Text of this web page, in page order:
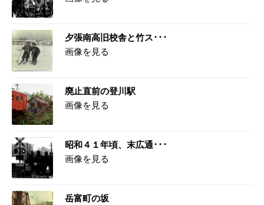
夕張南高旧校舎と竹ス･･･
画像を見る
廃止直前の登川駅
画像を見る
昭和４１年頃、末広通･･･
画像を見る
岳富町の坂